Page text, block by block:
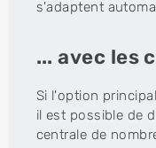
s'adaptent
... avec les
Si l'option
il est possible de
centrale de